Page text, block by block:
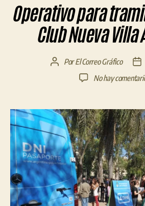
Operativo para
Club Nueva Villa
AutorPorEl Correo Gráfico
de
No hay